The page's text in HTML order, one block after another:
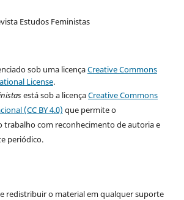
Estudos Feministas
sob uma licençaCreative Commons
License.
está sob a licençaCreative Commons
(CC BY 4.0) que permite o
com reconhecimento de autoria e
periódico.
redistribuir o material em qualquer suporte